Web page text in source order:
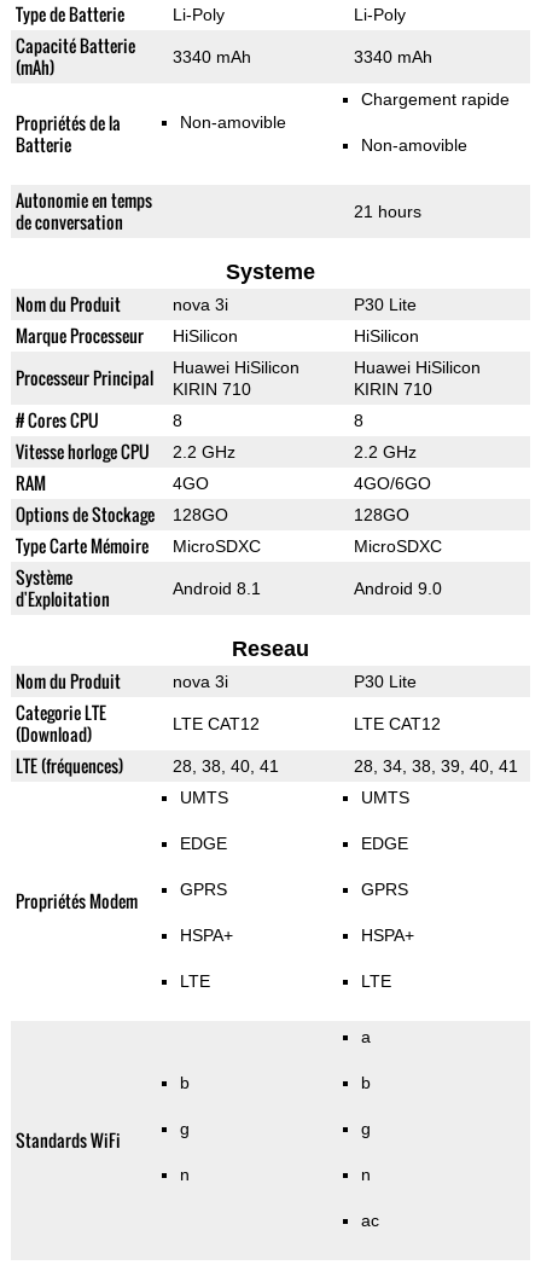
Type de Batterie Li-Poly Li-Poly
Capacité Batterie
(mAh)
3340 mAh 3340 mAh
Propriétés de la
Batterie
Non-amovible
Chargement rapide
Non-amovible
Autonomie en temps
de conversation
21 hours
Systeme
Nom du Produit nova 3i P30 Lite
Marque Processeur HiSilicon HiSilicon
Processeur Principal
Huawei HiSilicon
KIRIN 710
Huawei HiSilicon
KIRIN 710
# Cores CPU 8 8
Vitesse horloge CPU 2.2 GHz 2.2 GHz
RAM 4GO 4GO/6GO
Options de Stockage 128GO 128GO
Type Carte Mémoire MicroSDXC MicroSDXC
Système
d'Exploitation
Android 8.1 Android 9.0
Reseau
Nom du Produit nova 3i P30 Lite
Categorie LTE
(Download)
LTE CAT12 LTE CAT12
LTE (fréquences) 28, 38, 40, 41 28, 34, 38, 39, 40, 41
Propriétés Modem
UMTS
EDGE
GPRS
HSPA+
LTE
UMTS
EDGE
GPRS
HSPA+
LTE
Standards WiFi
b
g
n
a
b
g
n
ac